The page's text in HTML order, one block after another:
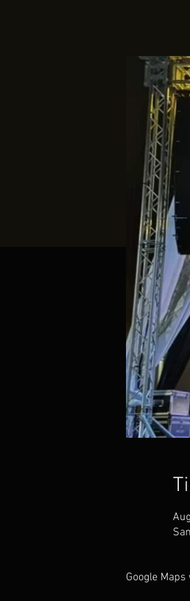
Google